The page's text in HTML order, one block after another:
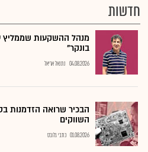
חדשות
מנהל ההשקעות שממליץ
בונקר"
04.08.2026 נתנאל אריאל
הבכיר שרואה הזדמנות
השווקים
01.08.2026 כתבי גלובס